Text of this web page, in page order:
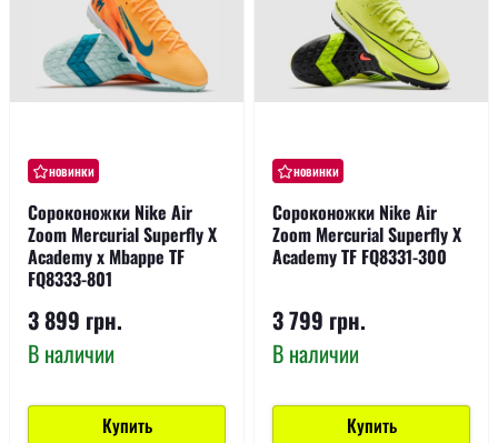
новинки
Сороконожки Nike Air
Zoom Mercurial Superfly X
Academy x Mbappe TF
FQ8333-801
3 899 грн.
В наличии
Купить
новинки
Сороконожки Nike Air
Zoom Mercurial Superfly X
Academy TF FQ8331-300
3 799 грн.
В наличии
Купить